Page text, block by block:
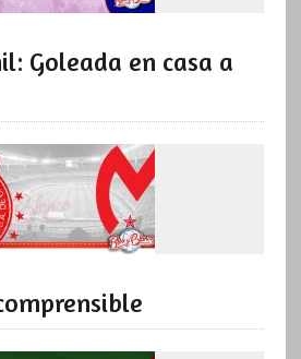
Goleada en casa a